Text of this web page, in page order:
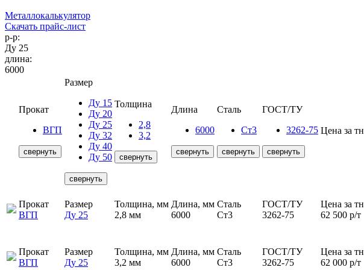
Металлокалькулятор
Скачать прайс-лист
р-р:
Ду 25
длина:
6000
Прокат
ВГП
свернуть
Размер
Ду 15
Ду 20
Ду 25
Ду 32
Ду 40
Ду 50
свернуть
Толщина
2,8
3,2
свернуть
Длина
6000
свернуть
Сталь
Ст3
свернуть
ГОСТ/ТУ
3262-75
свернуть
Цена за тн
Прокат
ВГП
Размер
Ду 25
Толщина, мм
2,8 мм
Длина, мм
6000
Сталь
Ст3
ГОСТ/ТУ
3262-75
Цена за тн
62 500 р/т
Прокат
ВГП
Размер
Ду 25
Толщина, мм
3,2 мм
Длина, мм
6000
Сталь
Ст3
ГОСТ/ТУ
3262-75
Цена за тн
62 000 р/т